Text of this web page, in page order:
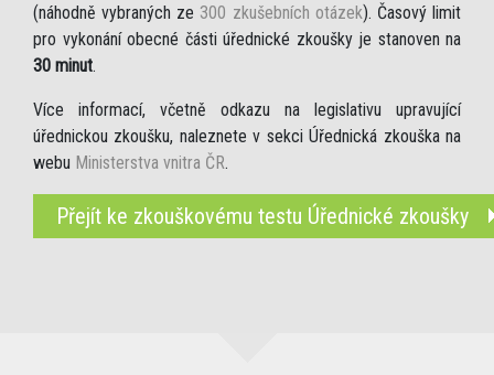
(náhodně vybraných ze 300 zkušebních otázek). Časový limit
pro vykonání obecné části úřednické zkoušky je stanoven na
30 minut.
Více informací, včetně odkazu na legislativu upravující
úřednickou zkoušku, naleznete v sekci Úřednická zkouška na
webu Ministerstva vnitra ČR.
Přejít ke zkouškovému testu Úřednické zkoušky